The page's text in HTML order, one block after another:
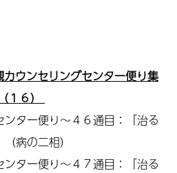
ウンセリングセンター便り集
（１６）
ンター便り～４６通目：「治る
（病の二相）
ンター便り～４７通目：「治る